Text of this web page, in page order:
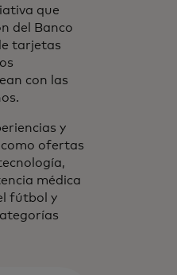
que
del Banco
tarjetas
con las
y
como ofertas
médica
fútbol y